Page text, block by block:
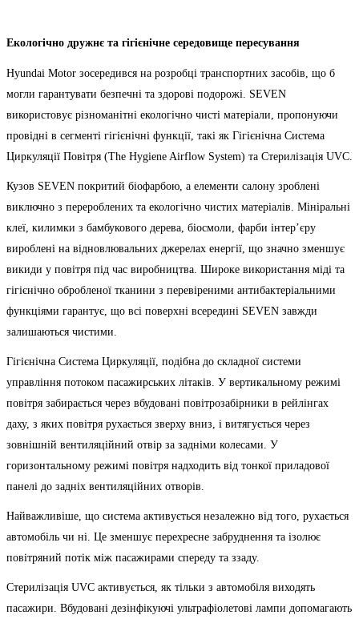
Екологічно дружнє та гігієнічне середовище пересування
Hyundai Motor зосередився на розробці транспортних засобів, що б
могли гарантувати безпечні та здорові подорожі. SEVEN
використовує різноманітні екологічно чисті матеріали, пропонуючи
провідні в сегменті гігієнічні функції, такі як Гігієнічна Система
Циркуляції Повітря (The Hygiene Airflow System) та Стерилізація UVC.
Кузов SEVEN покритий біофарбою, а елементи салону зроблені
виключно з перероблених та екологічно чистих матеріалів. Мініральні
клеї, килимки з бамбукового дерева, біосмоли, фарби інтер’єру
вироблені на відновлювальних джерелах енергії, що значно зменшує
викиди у повітря під час виробництва. Широке використання міді та
гігієнічно обробленої тканини з перевіреними антибактеріальними
функціями гарантує, що всі поверхні всередині SEVEN завжди
залишаються чистими.
Гігієнічна Система Циркуляції, подібна до складної системи
управління потоком пасажирських літаків. У вертикальному режимі
повітря забирається через вбудовані повітрозабірники в рейлінгах
даху, з яких повітря рухається зверху вниз, і витягується через
зовнішній вентиляційний отвір за задніми колесами. У
горизонтальному режимі повітря надходить від тонкої приладової
панелі до задніх вентиляційних отворів.
Найважливіше, що система активується незалежно від того, рухається
автомобіль чи ні. Це зменшує перехресне забруднення та ізолює
повітряний потік між пасажирами спереду та ззаду.
Стерилізація UVC активується, як тільки з автомобіля виходять
пасажири. Вбудовані дезінфікуючі ультрафіолетові лампи допомагають